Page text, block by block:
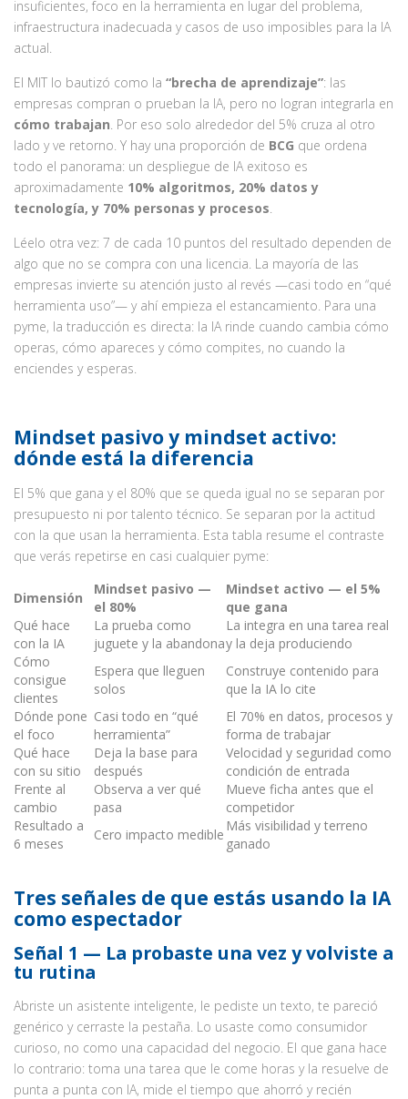
insuficientes, foco en la herramienta en lugar del problema,
infraestructura inadecuada y casos de uso imposibles para la IA
actual.
El MIT lo bautizó como la “brecha de aprendizaje”: las
empresas compran o prueban la IA, pero no logran integrarla en
cómo trabajan. Por eso solo alrededor del 5% cruza al otro
lado y ve retorno. Y hay una proporción de BCG que ordena
todo el panorama: un despliegue de IA exitoso es
aproximadamente 10% algoritmos, 20% datos y
tecnología, y 70% personas y procesos.
Léelo otra vez: 7 de cada 10 puntos del resultado dependen de
algo que no se compra con una licencia. La mayoría de las
empresas invierte su atención justo al revés —casi todo en “qué
herramienta uso”— y ahí empieza el estancamiento. Para una
pyme, la traducción es directa: la IA rinde cuando cambia cómo
operas, cómo apareces y cómo compites, no cuando la
enciendes y esperas.
Mindset pasivo y mindset activo:
dónde está la diferencia
El 5% que gana y el 80% que se queda igual no se separan por
presupuesto ni por talento técnico. Se separan por la actitud
con la que usan la herramienta. Esta tabla resume el contraste
que verás repetirse en casi cualquier pyme:
Dimensión
Mindset pasivo —
el 80%
Mindset activo — el 5%
que gana
Qué hace
con la IA
La prueba como
juguete y la abandona
La integra en una tarea real
y la deja produciendo
Cómo
consigue
clientes
Espera que lleguen
solos
Construye contenido para
que la IA lo cite
Dónde pone
el foco
Casi todo en “qué
herramienta”
El 70% en datos, procesos y
forma de trabajar
Qué hace
con su sitio
Deja la base para
después
Velocidad y seguridad como
condición de entrada
Frente al
cambio
Observa a ver qué
pasa
Mueve ficha antes que el
competidor
Resultado a
6 meses
Cero impacto medible
Más visibilidad y terreno
ganado
Tres señales de que estás usando la IA
como espectador
Señal 1 — La probaste una vez y volviste a
tu rutina
Abriste un asistente inteligente, le pediste un texto, te pareció
genérico y cerraste la pestaña. Lo usaste como consumidor
curioso, no como una capacidad del negocio. El que gana hace
lo contrario: toma una tarea que le come horas y la resuelve de
punta a punta con IA, mide el tiempo que ahorró y recién